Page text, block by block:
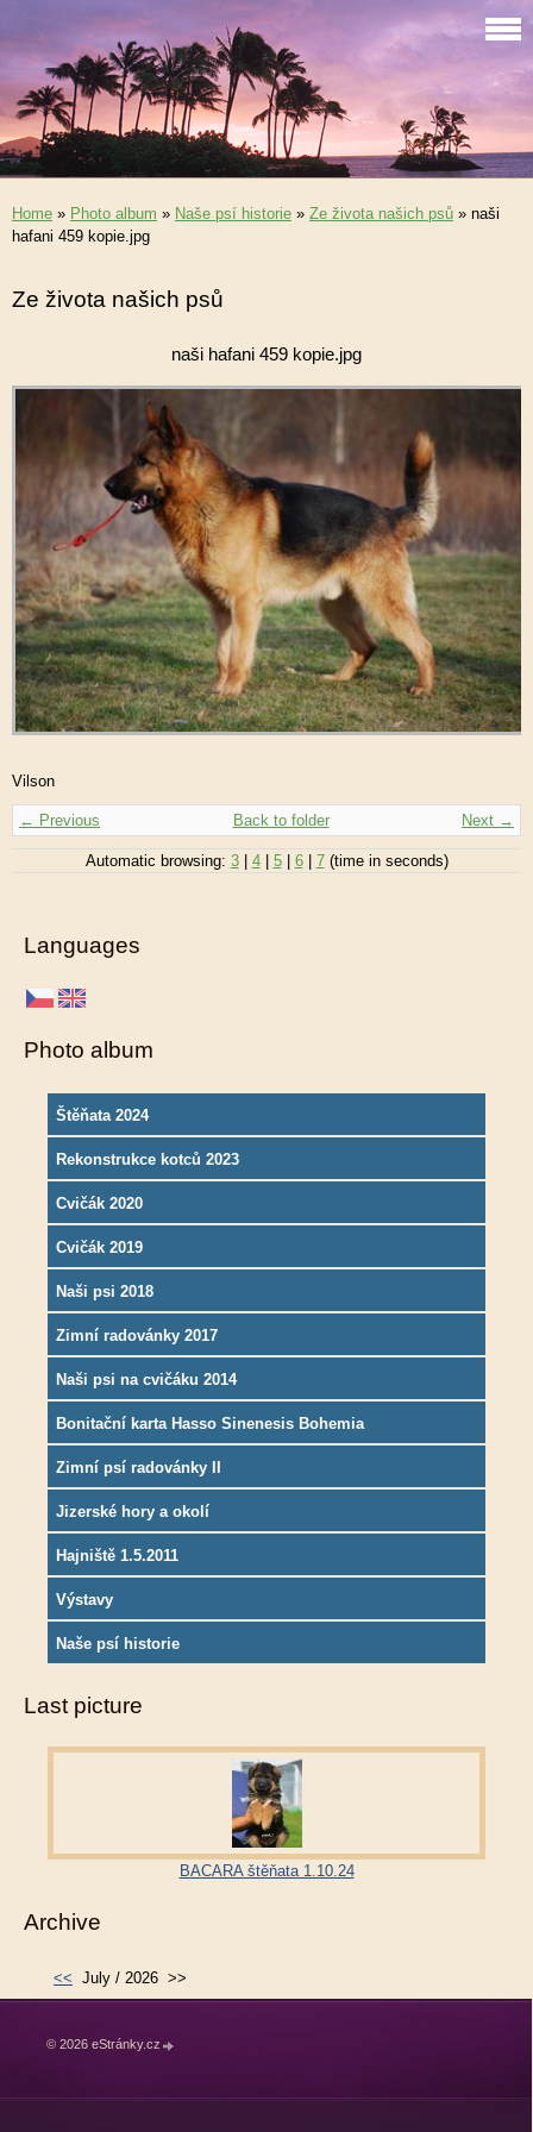
Home » Photo album » Naše psí historie » Ze života našich psů » naši
hafani 459 kopie.jpg
Ze života našich psů
naši hafani 459 kopie.jpg
Vilson
← Previous Next →
Back to folder
Automatic browsing: 3| 4| 5| 6| 7(time in seconds)
Languages
Photo album
Štěňata 2024
Rekonstrukce kotců 2023
Cvičák 2020
Cvičák 2019
Naši psi 2018
Zimní radovánky 2017
Naši psi na cvičáku 2014
Bonitační karta Hasso Sinenesis Bohemia
Zimní psí radovánky II
Jizerské hory a okolí
Hajniště 1.5.2011
Výstavy
Naše psí historie
Last picture
BACARA štěňata 1.10.24
Archive
<< July / 2026 >>
© 2026 eStránky.cz